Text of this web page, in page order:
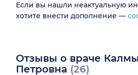
Если вы нашли неактуальную
хотите внести дополнение —
Отзывы о враче
Петровна (26)